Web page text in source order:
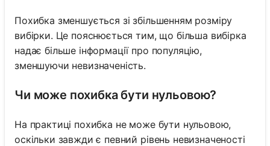
Похибка зменшується зі збільшенням розміру
вибірки. Це пояснюється тим, що більша вибірка
надає більше інформації про популяцію,
зменшуючи невизначеність.
Чи може похибка бути нульовою?
На практиці похибка не може бути нульовою,
оскільки завжди є певний рівень невизначеності